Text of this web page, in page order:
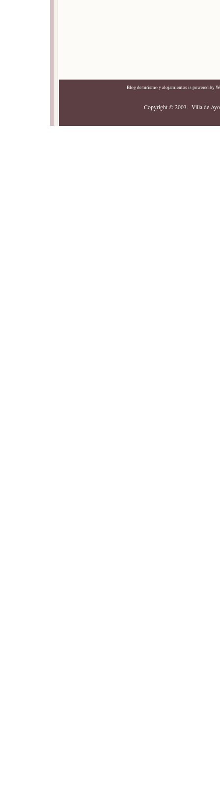
Blog de turismo y alojamientosis powered by
Copyright © 2003 - Villa de